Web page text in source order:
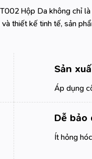
Hộp Da không chỉ
thiết kế tinh tế, sản
Sản
Áp dụng
Dễ bảo
Ít hỏng